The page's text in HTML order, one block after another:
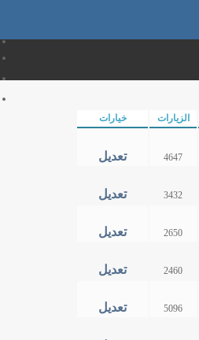
الزيارات
خيارات
4647 تعديل
3432 تعديل
2650 تعديل
2460 تعديل
5096 تعديل